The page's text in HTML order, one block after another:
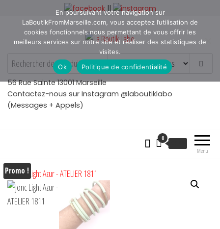
||
La Boutik Labo
La boutique de denicheur
de talents à Marseille en
Provence
56 Rue Sainte 13001 Marseille
Contactez-nous sur Instagram @laboutiklabo
(Messages + Appels)
Menu
0
Promo !
En poursuivant votre navigation sur
LaBoutikFromMarseille.com, vous acceptez l’utilisation de
cookies fonctionnels nous permettant de vous offrir les
meilleurs services sur notre site et réaliser des statistiques de
visites.
Ok
Politique de confidentialité